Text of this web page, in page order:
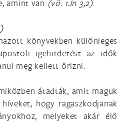
amint van (vö. 1Jn 3,2).
könyvekben különleges
igehirdetést az idők
meg kellett őrizni.
átadták, amit maguk
hogy ragaszkodjanak
melyeket akár élő